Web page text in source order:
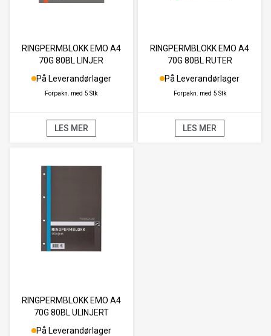
RINGPERMBLOKK EMO A4
70G 80BL LINJER
På Leverandørlager
Forpakn. med 5 Stk
LES MER
RINGPERMBLOKK EMO A4
70G 80BL RUTER
På Leverandørlager
Forpakn. med 5 Stk
LES MER
RINGPERMBLOKK EMO A4
70G 80BL ULINJERT
På Leverandørlager